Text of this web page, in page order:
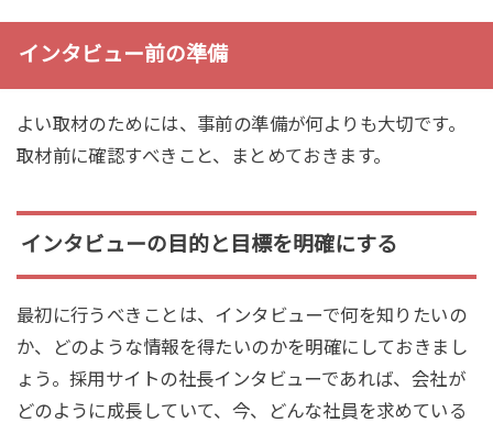
インタビュー前の準備
よい取材のためには、事前の準備が何よりも大切です。
取材前に確認すべきこと、まとめておきます。
インタビューの目的と目標を明確にする
最初に行うべきことは、インタビューで何を知りたいの
か、どのような情報を得たいのかを明確にしておきまし
ょう。採用サイトの社長インタビューであれば、会社が
どのように成長していて、今、どんな社員を求めている